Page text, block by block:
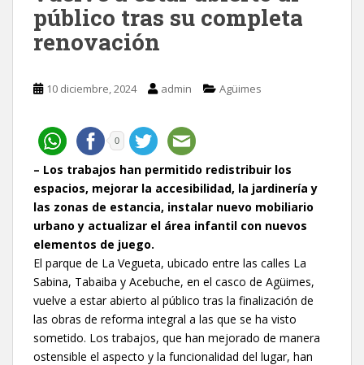
público tras su completa
renovación
10 diciembre, 2024 admin Agüimes
0
– Los trabajos han permitido redistribuir los
espacios, mejorar la accesibilidad, la jardinería y
las zonas de estancia, instalar nuevo mobiliario
urbano y actualizar el área infantil con nuevos
elementos de juego.
El parque de La Vegueta, ubicado entre las calles La
Sabina, Tabaiba y Acebuche, en el casco de Agüimes,
vuelve a estar abierto al público tras la finalización de
las obras de reforma integral a las que se ha visto
sometido. Los trabajos, que han mejorado de manera
ostensible el aspecto y la funcionalidad del lugar, han